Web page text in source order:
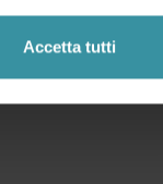
Accetta tutti